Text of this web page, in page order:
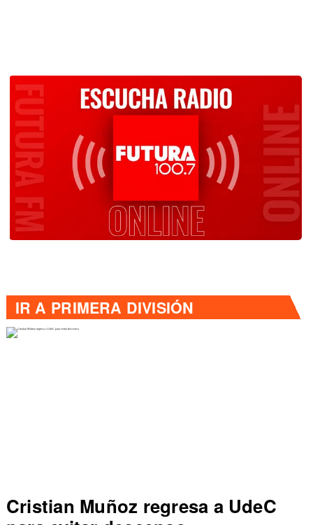
IR A PRIMERA DIVISIÓN
Cristian Muñoz regresa a UdeC